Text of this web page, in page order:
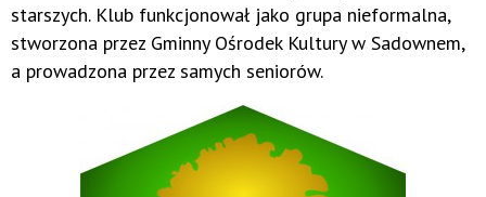
starszych. Klub funkcjonował jako grupa nieformalna,
stworzona przez Gminny Ośrodek Kultury w Sadownem,
a prowadzona przez samych seniorów.